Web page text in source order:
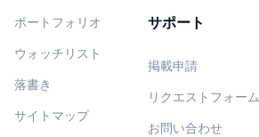
ポートフォリオ
ウォッチリスト
落書き
サイトマップ
サポート
掲載申請
リクエストフォーム
お問い合わせ